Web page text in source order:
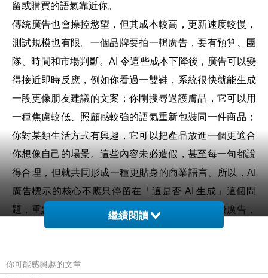
留或購買的語氣靠近你。
傳統廣告也會操控慾望，但其成本較高，更新速度較慢，
測試規模也有限。一個品牌要拍一輯廣告，要有預算、團
隊、時間和市場判斷。AI 令這些成本下降後，廣告可以變
得接近即時反應，例如你看過一雙鞋，系統很快就能生成
一段更像朋友建議的文案；你剛搜尋過護膚品，它可以用
一種焦慮較低、照顧感較強的語氣重新包裝同一件商品；
你對某類生活方式有興趣，它可以把產品放進一個更適合
你想像自己的場景。這些內容未必造假，甚至每一句都說
得合理，但就共同形成一種更貼身的商業語言。所以，AI
廣告標示的核心不應只停留在「這是否 AI 生成」這個問
題，重點是消費者是否有權知道自己面對的是一般廣告，
還是經由個人資料、模型推斷和自動化測試生成的個別化
度只處理生成來源，企業很容易把 AI 變成普通製作工具，
繼續閱讀
你可能感興趣的文章